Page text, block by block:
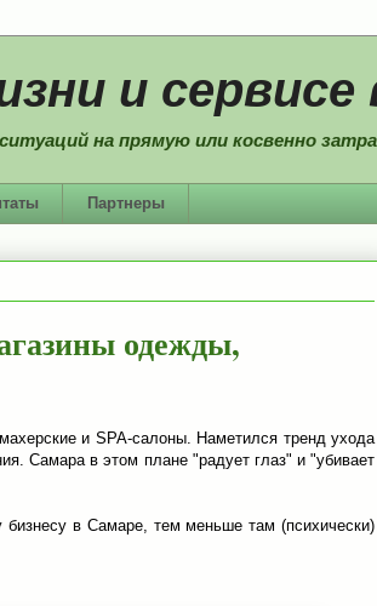
и сервисе
на прямую или косвенно
Партнеры
одежды,
и SPA-салоны. Наметился тренд ухода
Самара в этом плане "радует глаз" и "убивает
в Самаре, тем меньше там (психически)